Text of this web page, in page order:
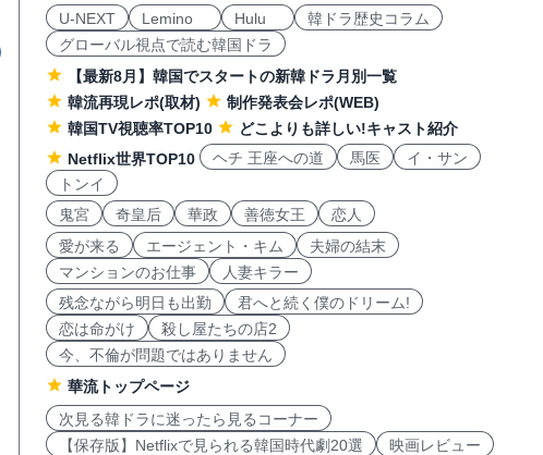
U-NEXT
Lemino Hulu
韓ドラ歴史コラム
グローバル視点で読む韓国ドラ
【最新8月】韓国でスタートの新韓ドラ月別一覧
韓流再現レポ(取材)
制作発表会レポ(WEB)
韓国TV視聴率TOP10
どこよりも詳しい!キャスト紹介
Netflix世界TOP10
ヘチ 王座への道 馬医
イ・サン
トンイ
鬼宮
奇皇后 華政 善徳女王
恋人
愛が来る
エージェント・キム
夫婦の結末
マンションのお仕事
人妻キラー
残念ながら明日も出勤
君へと続く僕のドリーム!
恋は命がけ
殺し屋たちの店2
今、不倫が問題ではありません
華流トップページ
次見る韓ドラに迷ったら見るコーナー
【保存版】Netflixで見られる韓国時代劇20選
映画レビュー